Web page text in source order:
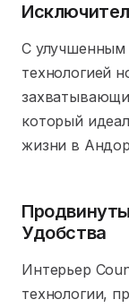
С улучшенным
технологией
который
жизни в
Удобства
Интерьер
технологии,